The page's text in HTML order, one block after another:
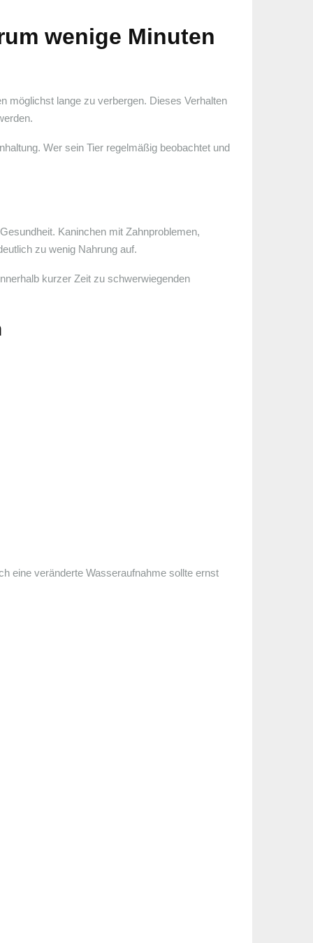
wenige Minuten
möglichst lange zu verbergen. Dieses Verhalten
Wer sein Tier regelmäßig beobachtet und
Kaninchen mit Zahnproblemen,
zu wenig Nahrung auf.
kurzer Zeit zu schwerwiegenden
eine veränderte Wasseraufnahme sollte ernst